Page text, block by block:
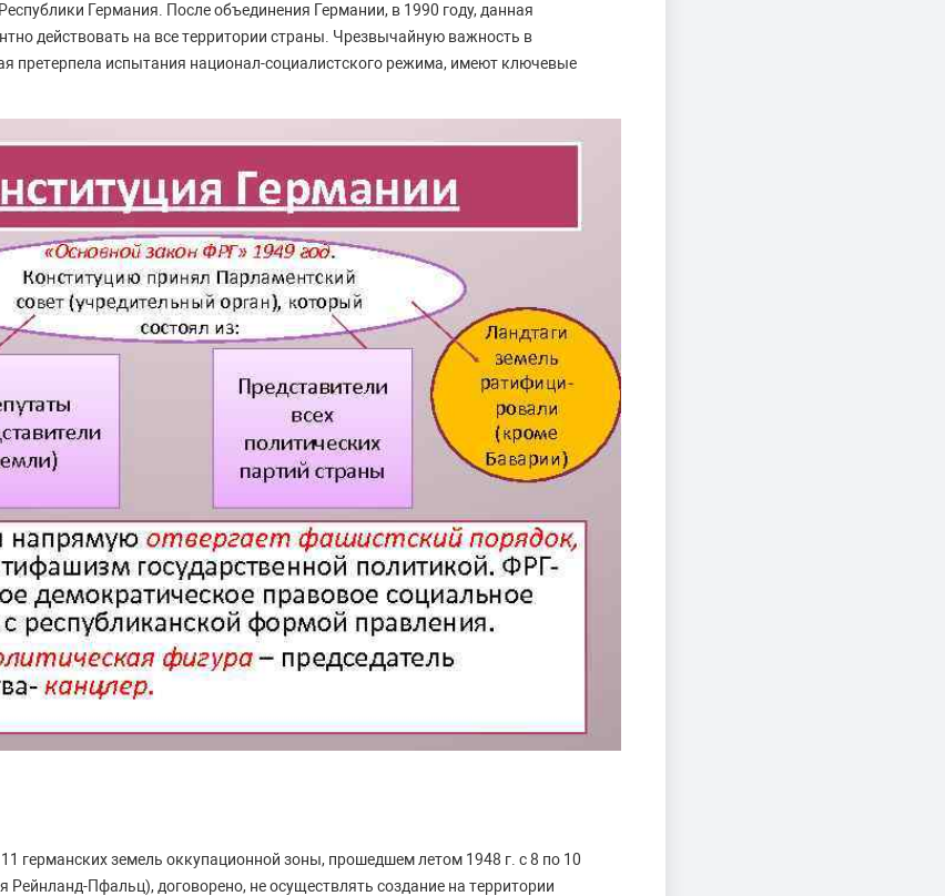
Германия. После объединения Германии, в 1990 году, данная
действовать на все территории страны. Чрезвычайную важность в
претерпела испытания национал-социалистского режима, имеют ключевые
германских земель оккупационной зоны, прошедшем летом 1948 г. с 8 по 10
Рейнланд-Пфальц), договорено, не осуществлять создание на территории